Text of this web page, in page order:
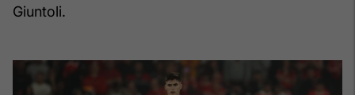
Giuntoli.